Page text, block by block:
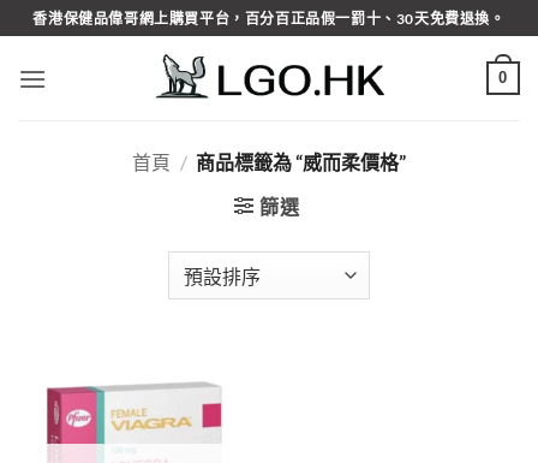
Skip
to
content
香港保健品偉哥網上購買平台，百分百正品假一罰十、30天免費退換。
0
首頁 / 商品標籤為 “威而柔價格”
篩選